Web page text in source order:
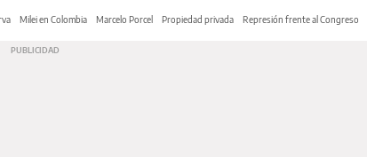
Milei en Colombia Marcelo Porcel Propiedad privada Represión frente al Congreso